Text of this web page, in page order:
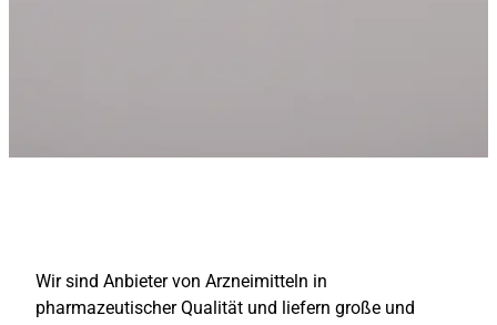
Wir sind Anbieter von Arzneimitteln in
pharmazeutischer Qualität und liefern große und